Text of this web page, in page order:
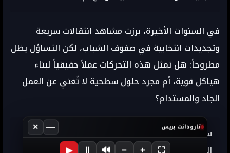
في السنوات الأخيرة، برزت مشاهد انتقالات سريعة
وتجديدات انتخابية في صفوف الشباب، لكن التساؤل يظل
مطروحاً: هل تمثل هذه التحركات عملاً حقيقياً لبناء
هياكل قوية، أم مجرد حلول سطحية لا تُغني عن العمل
الجاد والمستدام؟
سياق إضافي: الرهان على الشباب في الديمقراطية
تارودانت بريس —
×
▶ Ⅱ 🔊 − + ⛶